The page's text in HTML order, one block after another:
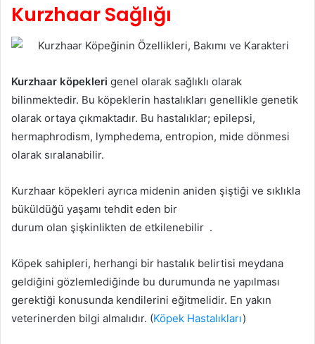
Kurzhaar Sağlığı
Kurzhaar köpekleri genel olarak sağlıklı olarak
bilinmektedir. Bu köpeklerin hastalıkları genellikle genetik
olarak ortaya çıkmaktadır. Bu hastalıklar; epilepsi,
hermaphrodism, lymphedema, entropion, mide dönmesi
olarak sıralanabilir.
Kurzhaar köpekleri ayrıca midenin aniden şiştiği ve sıklıkla
büküldüğü yaşamı tehdit eden bir
durum olan şişkinlikten de etkilenebilir .
Köpek sahipleri, herhangi bir hastalık belirtisi meydana
geldiğini gözlemlediğinde bu durumunda ne yapılması
gerektiği konusunda kendilerini eğitmelidir. En yakın
veterinerden bilgi almalıdır. (Köpek Hastalıkları)